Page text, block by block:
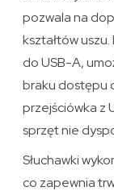
pozwala na
kształtów
do USB-A,
braku dostępu
przejściówka z
sprzęt nie
Słuchawki
co zapewnia